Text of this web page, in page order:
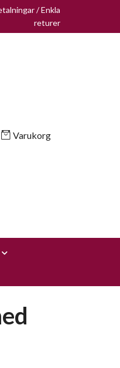
/ Enkla
returer
Varukorg